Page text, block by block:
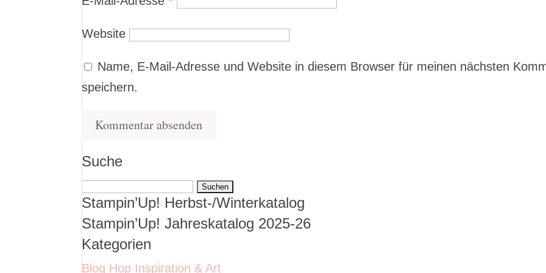
Website
Name, E-Mail-Adresse und Website in diesem Browser für meinen nächsten
speichern.
Suche
Suchen
nach:
Stampin’Up! Herbst-/Winterkatalog
Stampin’Up! Jahreskatalog 2025-26
Kategorien
Blog Hop Inspiration & Art